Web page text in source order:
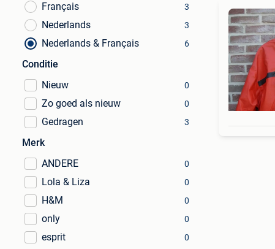
Français
3
Nederlands 3
Nederlands & Français 6
Conditie
Nieuw
0
Zo goed als nieuw 0
Gedragen 3
Merk
ANDERE
0
Lola & Liza 0
H&M 0
only 0
esprit
0